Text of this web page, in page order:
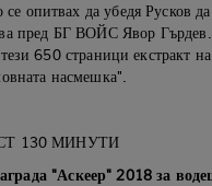
опитвах да убедя Русков
пред БГ ВОЙС Явор
650 страници екстракт
насмешка".
130 МИНУТИ
"Аскеер" 2018 за